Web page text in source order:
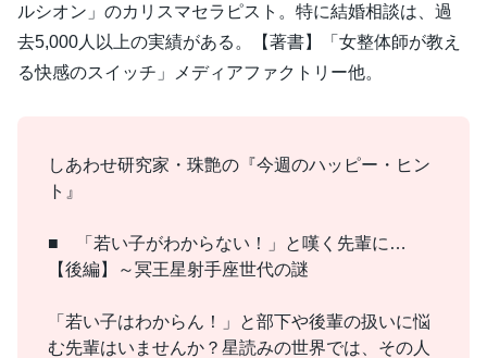
ルシオン」のカリスマセラピスト。特に結婚相談は、過
去5,000人以上の実績がある。【著書】「女整体師が教え
る快感のスイッチ」メディアファクトリー他。
しあわせ研究家・珠艶の『今週のハッピー・ヒン
ト』
■ 「若い子がわからない！」と嘆く先輩に…
【後編】～冥王星射手座世代の謎
「若い子はわからん！」と部下や後輩の扱いに悩
む先輩はいませんか？星読みの世界では、その人